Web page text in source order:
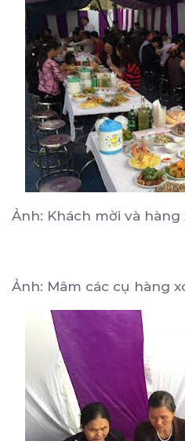
Ảnh: Khách mời và
Ảnh: Mâm các cụ hàng